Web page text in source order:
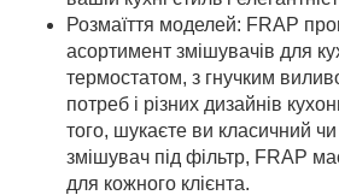
Розмаїття моделей: FRAP
асортимент змішувачів для
термостатом, з гнучким
потреб і різних дизайнів
того, шукаєте ви класичний
змішувач під фільтр, FRAP
для кожного клієнта.